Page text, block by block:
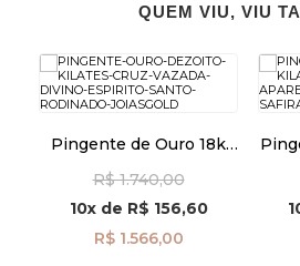
QUEM VIU, VIU
Pingente de Ouro 18k
Espírito Santo Rodinado
pi24490
R$ 1.740,00
10xde R$ 156,60
R$ 1.566,00